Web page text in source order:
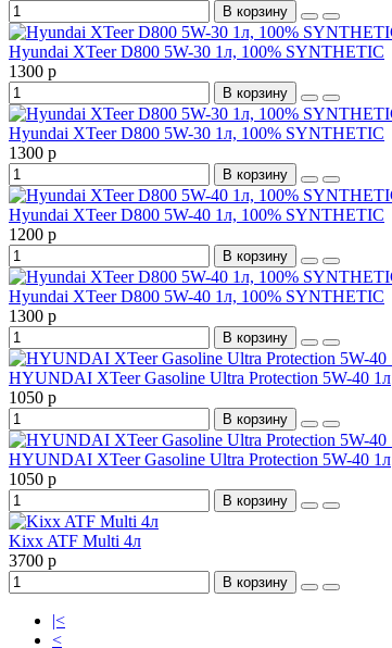
В корзину
Hyundai XTeer D800 5W-30 1л, 100% SYNTHETIC
1300 р
В корзину
Hyundai XTeer D800 5W-30 1л, 100% SYNTHETIC
1300 р
В корзину
Hyundai XTeer D800 5W-40 1л, 100% SYNTHETIC
1200 р
В корзину
Hyundai XTeer D800 5W-40 1л, 100% SYNTHETIC
1300 р
В корзину
HYUNDAI XTeer Gasoline Ultra Protection 5W-40 1л
1050 р
В корзину
HYUNDAI XTeer Gasoline Ultra Protection 5W-40 1л
1050 р
В корзину
Kixx ATF Multi 4л
3700 р
В корзину
|<
<